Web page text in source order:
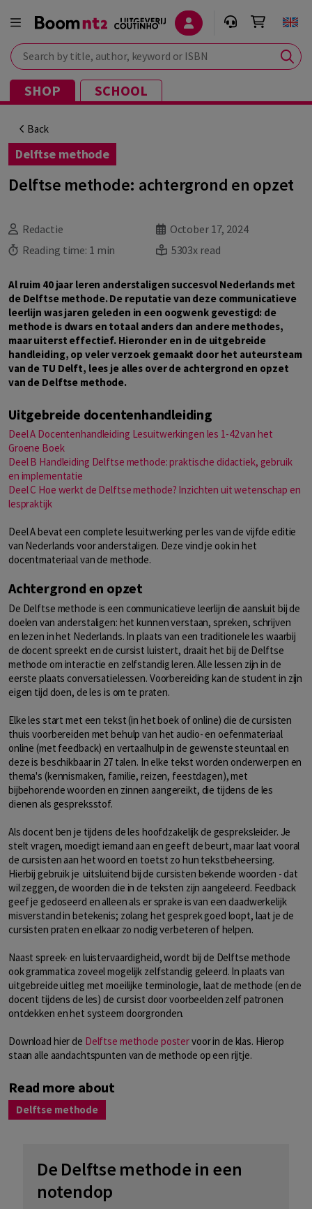
Search by title, author, keyword or ISBN
SHOP SCHOOL
Back
Delftse methode
Delftse methode: achtergrond en opzet
Redactie
October 17, 2024
Reading time: 1 min 5303x read
Al ruim 40 jaar leren anderstaligen succesvol Nederlands met
de Delftse methode. De reputatie van deze communicatieve
leerlijn was jaren geleden in een oogwenk gevestigd: de
methode is dwars en totaal anders dan andere methodes,
maar uiterst effectief. Hieronder en in de uitgebreide
handleiding, op veler verzoek gemaakt door het auteursteam
van de TU Delft, lees je alles over de achtergrond en opzet
van de Delftse methode.
Uitgebreide docentenhandleiding
Deel A Docentenhandleiding Lesuitwerkingen les 1-42 van het
Groene Boek
Deel B Handleiding Delftse methode: praktische didactiek, gebruik
en implementatie
Deel C Hoe werkt de Delftse methode? Inzichten uit wetenschap en
lespraktijk
Deel A bevat een complete lesuitwerking per les van de vijfde editie
van Nederlands voor anderstaligen. Deze vind je ook in het
docentmateriaal van de methode.
Achtergrond en opzet
De Delftse methode is een communicatieve leerlijn die aansluit bij de
doelen van anderstaligen: het kunnen verstaan, spreken, schrijven
en lezen in het Nederlands. In plaats van een traditionele les waarbij
de docent spreekt en de cursist luistert, draait het bij de Delftse
methode om interactie en zelfstandig leren. Alle lessen zijn in de
eerste plaats conversatielessen. Voorbereiding kan de student in zijn
eigen tijd doen, de les is om te praten.
Elke les start met een tekst (in het boek of online) die de cursisten
thuis voorbereiden met behulp van het audio- en oefenmateriaal
online (met feedback) en vertaalhulp in de gewenste steuntaal en
deze is beschikbaar in 27 talen. In elke tekst worden onderwerpen en
thema's (kennismaken, familie, reizen, feestdagen), met
bijbehorende woorden en zinnen aangereikt, die tijdens de les
dienen als gespreksstof.
Als docent ben je tijdens de les hoofdzakelijk de gespreksleider. Je
stelt vragen, moedigt iemand aan en geeft de beurt, maar laat vooral
de cursisten aan het woord en toetst zo hun tekstbeheersing.
Hierbij gebruik je uitsluitend bij de cursisten bekende woorden - dat
wil zeggen, de woorden die in de teksten zijn aangeleerd. Feedback
geef je gedoseerd en alleen als er sprake is van een daadwerkelijk
misverstand in betekenis; zolang het gesprek goed loopt, laat je de
cursisten praten en elkaar zo nodig verbeteren of helpen.
Naast spreek- en luistervaardigheid, wordt bij de Delftse methode
ook grammatica zoveel mogelijk zelfstandig geleerd. In plaats van
uitgebreide uitleg met moeilijke terminologie, laat de methode (en de
docent tijdens de les) de cursist door voorbeelden zelf patronen
ontdekken en het systeem doorgronden.
Download hier de Delftse methode postervoor in de klas. Hierop
staan alle aandachtspunten van de methode op een rijtje.
Read more about
Delftse methode
De Delftse methode in een
notendop